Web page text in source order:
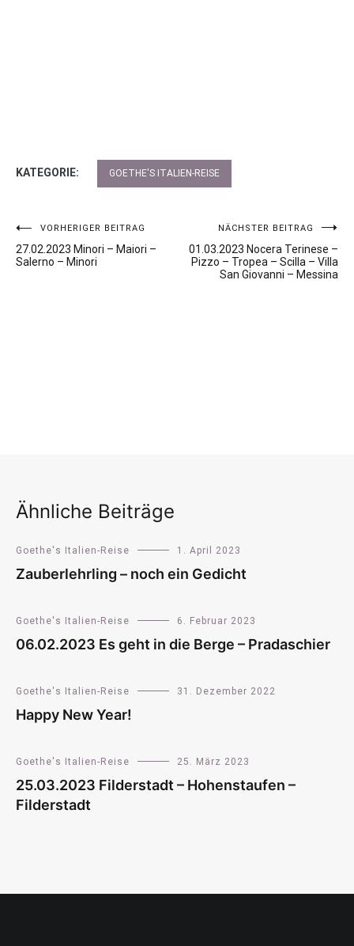
KATEGORIE: GOETHE'S ITALIEN-REISE
Beitragsnavigation
VORHERIGER BEITRAG
27.02.2023 Minori – Maiori –
Salerno – Minori
NÄCHSTER BEITRAG
01.03.2023 Nocera Terinese –
Pizzo – Tropea – Scilla – Villa
San Giovanni – Messina
Ähnliche Beiträge
Goethe's Italien-Reise 1. April 2023
Zauberlehrling – noch ein Gedicht
Goethe's Italien-Reise 6. Februar 2023
06.02.2023 Es geht in die Berge – Pradaschier
Goethe's Italien-Reise 31. Dezember 2022
Happy New Year!
Goethe's Italien-Reise 25. März 2023
25.03.2023 Filderstadt – Hohenstaufen –
Filderstadt